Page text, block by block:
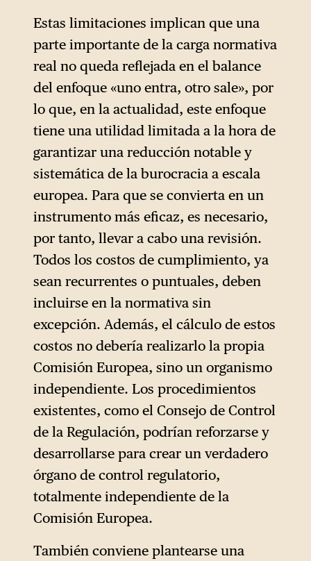
Estas limitaciones implican que una
parte importante de la carga normativa
real no queda reflejada en el balance
del enfoque «uno entra, otro sale», por
lo que, en la actualidad, este enfoque
tiene una utilidad limitada a la hora de
garantizar una reducción notable y
sistemática de la burocracia a escala
europea. Para que se convierta en un
instrumento más eficaz, es necesario,
por tanto, llevar a cabo una revisión.
Todos los costos de cumplimiento, ya
sean recurrentes o puntuales, deben
incluirse en la normativa sin
excepción. Además, el cálculo de estos
costos no debería realizarlo la propia
Comisión Europea, sino un organismo
independiente. Los procedimientos
existentes, como el Consejo de Control
de la Regulación, podrían reforzarse y
desarrollarse para crear un verdadero
órgano de control regulatorio,
totalmente independiente de la
Comisión Europea.
También conviene plantearse una